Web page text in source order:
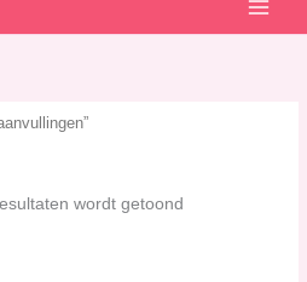
wordt getoond